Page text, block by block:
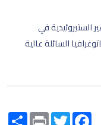
الستيروئيدية في
السائلة عالية
Share PrintTwitterFacebook